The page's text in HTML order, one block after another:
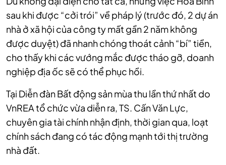
sau khi được “cởi trói” về pháp lý (trước đó, 2 dự án
nhà ở xã hội của công ty mất gần 2 năm không
được duyệt) đã nhanh chóng thoát cảnh “bí” tiền,
cho thấy khi các vướng mắc được tháo gỡ, doanh
nghiệp địa ốc sẽ có thể phục hồi.
Tại Diễn đàn Bất động sản mùa thu lần thứ nhất do
VnREA tổ chức vừa diễn ra, TS. Cấn Văn Lực,
chuyên gia tài chính nhận định, thời gian qua, loạt
chính sách đang có tác động mạnh tới thị trường
nhà đất.